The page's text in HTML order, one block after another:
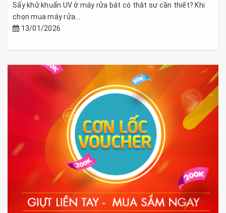
Sấy khử khuẩn UV ở máy rửa bát có thật sự cần thiết? Khi
chọn mua máy rửa...
13/01/2026